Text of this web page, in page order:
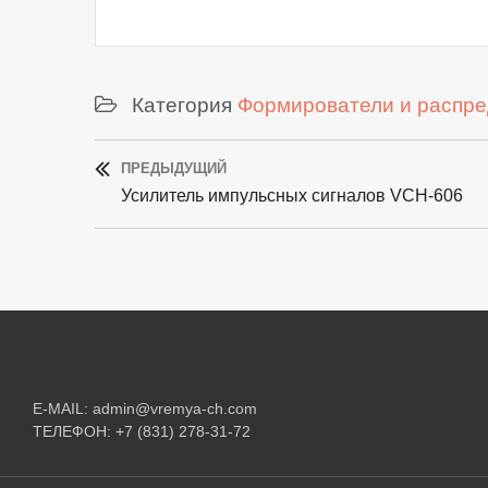
Категория Формирователи и
Post
navigation
ПРЕДЫДУЩИЙ
Previous
post:
Усилитель импульсных сигналов VCH-606
E-MAIL: admin@vremya-ch.com
ТЕЛЕФОН: +7 (831) 278-31-72